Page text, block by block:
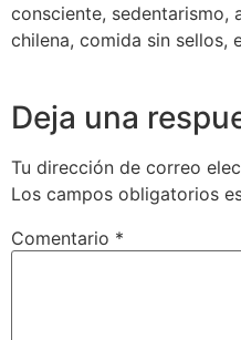
consciente, sedentarismo,
chilena, comida sin sellos,
Deja una
Tu dirección de correo
Los campos obligatorios
Comentario *